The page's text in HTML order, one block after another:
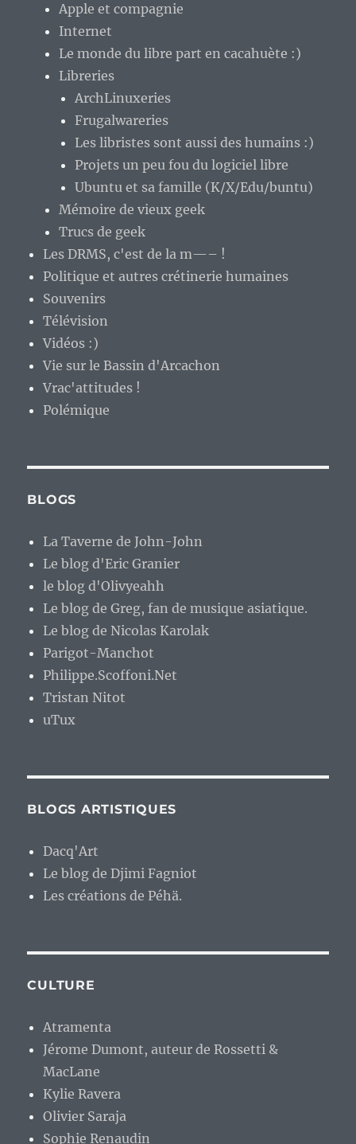
Apple et compagnie
Internet
Le monde du libre part en cacahuète :)
Libreries
ArchLinuxeries
Frugalwareries
Les libristes sont aussi des humains :)
Projets un peu fou du logiciel libre
Ubuntu et sa famille (K/X/Edu/buntu)
Mémoire de vieux geek
Trucs de geek
Les DRMS, c'est de la m—– !
Politique et autres crétinerie humaines
Souvenirs
Télévision
Vidéos :)
Vie sur le Bassin d'Arcachon
Vrac'attitudes !
Polémique
BLOGS
La Taverne de John-John
Le blog d'Eric Granier
le blog d'Olivyeahh
Le blog de Greg, fan de musique asiatique.
Le blog de Nicolas Karolak
Parigot-Manchot
Philippe.Scoffoni.Net
Tristan Nitot
uTux
BLOGS ARTISTIQUES
Dacq'Art
Le blog de Djimi Fagniot
Les créations de Péhä.
CULTURE
Atramenta
Jérome Dumont, auteur de Rossetti &
MacLane
Kylie Ravera
Olivier Saraja
Sophie Renaudin